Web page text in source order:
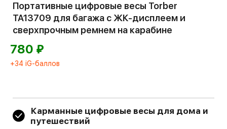
Портативные цифровые весы Torber
TA13709 для багажа с ЖК-дисплеем и
сверхпрочным ремнем на карабине
780 ⃏
+34 iG-баллов
Карманные цифровые весы для дома и
путешествий